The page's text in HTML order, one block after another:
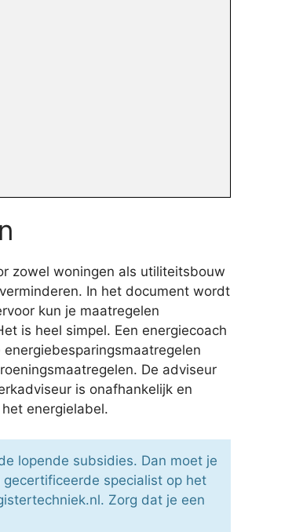
zowel woningen als utiliteitsbouw
In het document wordt
kun je maatregelen
is heel simpel. Een energiecoach
De adviseur
is onafhankelijk en
energielabel.
lopende subsidies. Dan moet je
specialist op het
Zorg dat je een